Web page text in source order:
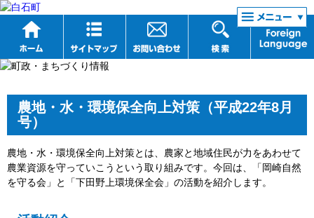
リンク集
農地・水・環境保全向上対策（平成22年8月
号）
農地・水・環境保全向上対策とは、農家と地域住民が力をあわせて
農業資源を守っていこうという取り組みです。今回は、「岡崎自然
を守る会」と「下田野上環境保全会」の活動を紹介します。